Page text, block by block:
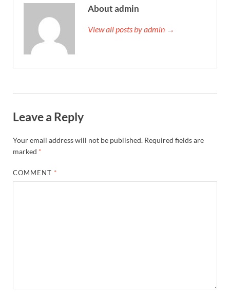
About admin
View all posts by admin →
Leave a Reply
Your email address will not be published. Required fields are
marked *
COMMENT *